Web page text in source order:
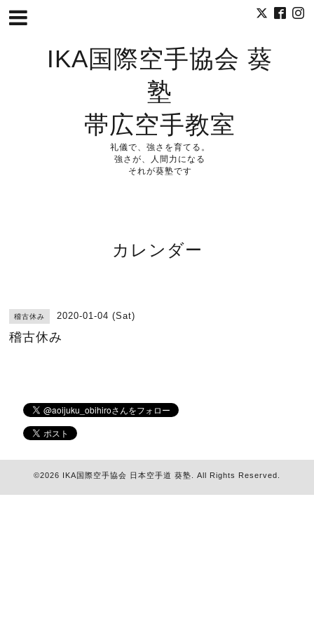
IKA国際空手協会 葵
塾
帯広空手教室
礼儀で、強さを育てる。
強さが、人間力になる
それが葵塾です
カレンダー
稽古休み 2020-01-04 (Sat)
稽古休み
©2026 IKA国際空手協会 日本空手道 葵塾 . All Rights Reserved.